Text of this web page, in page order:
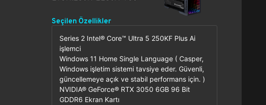
Seçilen Özellikler
Series 2 Intel® Core™ Ultra 5 250KF Plus Ai
işlemci
Windows 11 Home Single Language ( Casper,
Windows işletim sistemi tavsiye eder. Güvenli,
güncellemeye açık ve stabil performans için. )
NVIDIA® GeForce® RTX 3050 6GB 96 Bit
GDDR6 Ekran Kartı